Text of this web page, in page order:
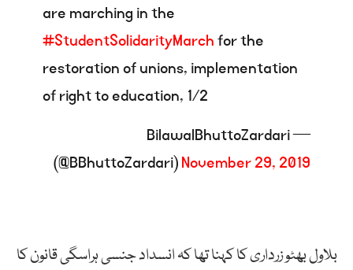
are marching in the
#StudentSolidarityMarchfor the
restoration of unions, implementation
of right to education, 1/2
— BilawalBhuttoZardari
(@BBhuttoZardari)November 29, 2019
بلاول بھٹو زرداری کا کہنا تھا کہ انسداد جنسی ہراسگی قانون کا